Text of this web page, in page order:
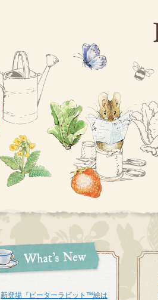
新登場『ピーターラビット™︎絵は